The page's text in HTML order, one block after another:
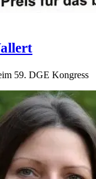
59. DGE Kongress